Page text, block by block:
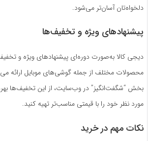
دلخواه‌تان آسان‌تر می‌شود.
پیشنهادهای ویژه و تخفیف‌ها
دیجی کالا به‌صورت دوره‌ای پیشنهادهای ویژه و
محصولات مختلف از جمله گوشی‌های موبایل ارائه
بخش “شگفت‌انگیز” در وب‌سایت، از این تخفیف‌ها
مورد نظر خود را با قیمتی مناسب‌تر تهیه کنید.
نکات مهم در خرید